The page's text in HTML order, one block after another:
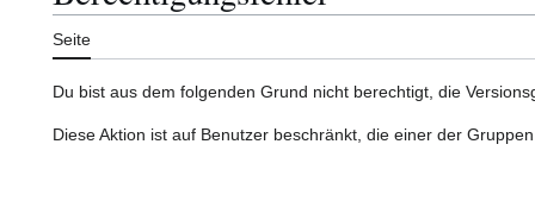
Seite
Du bist aus dem folgenden Grund nicht berechtigt, die
Diese Aktion ist auf Benutzer beschränkt, die einer der Gruppen „